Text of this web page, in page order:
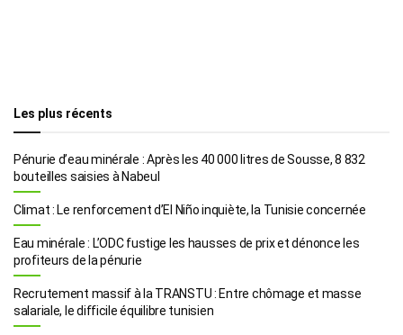
Les plus récents
Pénurie d’eau minérale : Après les 40 000 litres de Sousse, 8 832
bouteilles saisies à Nabeul
Climat : Le renforcement d’El Niño inquiète, la Tunisie concernée
Eau minérale : L’ODC fustige les hausses de prix et dénonce les
profiteurs de la pénurie
Recrutement massif à la TRANSTU : Entre chômage et masse
salariale, le difficile équilibre tunisien